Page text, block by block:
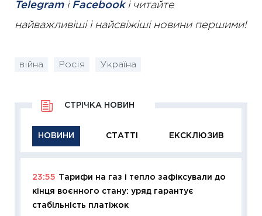
Telegramі Facebookі читайте
найважливіші і найсвіжіші новини першими!
війна Росія Україна
НОВИНИ СТАТТІ ЕКСКЛЮЗИВ
СТРІЧКА НОВИН
23:55 Тарифи на газ і тепло зафіксували до
кінця воєнного стану: уряд гарантує
стабільність платіжок